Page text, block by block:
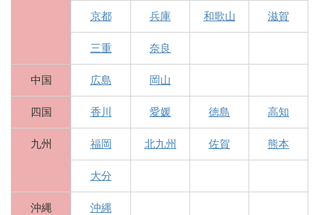
京都 兵庫 和歌山 滋賀
三重 奈良
中国 広島 岡山
四国 香川 愛媛 徳島 高知
九州 福岡 北九州 佐賀 熊本
大分
沖縄 沖縄